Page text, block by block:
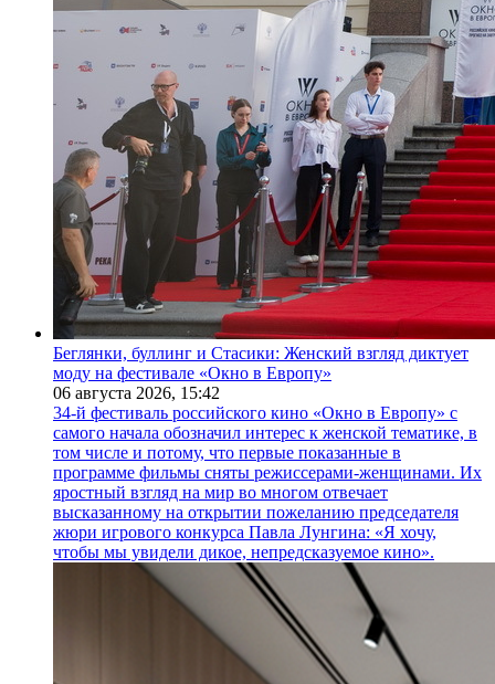
Беглянки, буллинг и Стасики: Женский взгляд диктует
моду на фестивале «Окно в Европу»
06 августа 2026, 15:42
34-й фестиваль российского кино «Окно в Европу» с
самого начала обозначил интерес к женской тематике, в
том числе и потому, что первые показанные в
программе фильмы сняты режиссерами-женщинами. Их
яростный взгляд на мир во многом отвечает
высказанному на открытии пожеланию председателя
жюри игрового конкурса Павла Лунгина: «Я хочу,
чтобы мы увидели дикое, непредсказуемое кино».